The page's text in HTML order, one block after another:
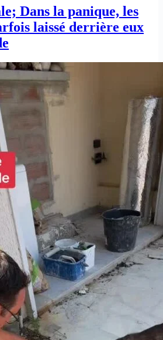
Dans la panique, les
laissé derrière eux